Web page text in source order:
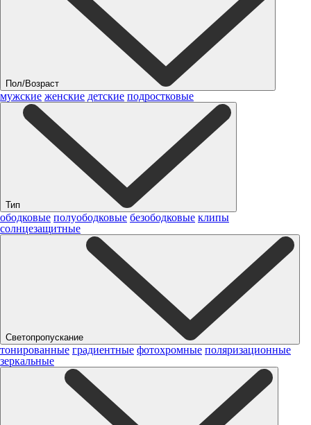
Пол/Возраст
мужские женские детские подростковые
Тип
ободковые полуободковые безободковые клипы
солнцезащитные
Светопропускание
тонированные градиентные фотохромные поляризационные
зеркальные